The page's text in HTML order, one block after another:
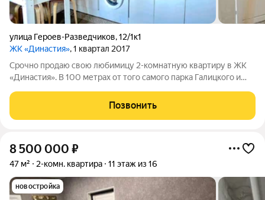
улица Героев-Разведчиков,12/1к1
ЖК «Династия», 1 квартал 2017
Срочно продаю свою любимицу 2-комнатную квартиру в ЖК
«Династия». В 100 метрах от того самого парка Галицкого и
Панорамное (витражное) остекление в гостиной: света много,
пространства ещё больше.
Позвонить
8 500 000 ₽
47 м² 2-комн. квартира 11 этаж из 16
новостройка